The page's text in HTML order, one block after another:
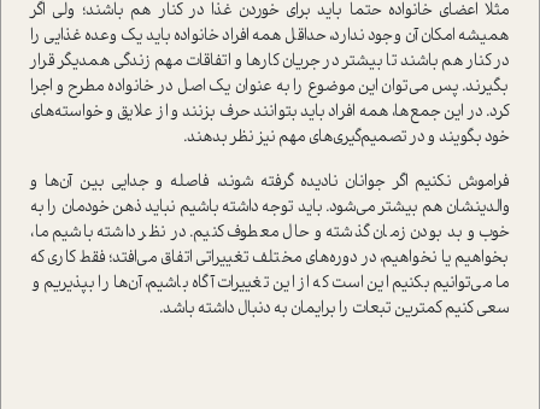
مثلا اعضاي خانواده حتما بايد براي خوردن غذا در كنار هم باشند؛ ولي اگر
هميشه امكان آن وجود ندارد، حداقل همه افراد خانواده باید يك وعده غذايي را
در كنار هم باشند تا بيشتر در جريان كارها و اتفاقات مهم زندگي همديگر قرار
بگيرند. پس مي‌توان اين موضوع را به عنوان يك اصل در خانواده مطرح و اجرا
كرد. در اين جمع‌ها، همه افراد بايد بتوانند حرف بزنند و از علايق و خواسته‌هاي
خود بگويند و در تصميم‌گيري‌هاي مهم نيز نظر بدهند.
فراموش نكنيم اگر جوانان ناديده گرفته شوند، فاصله و جدايي بين آن‌ها و
والدينشان هم بيشتر مي‌شود. بايد توجه داشته باشيم نبايد ذهن خودمان را به
خوب و بد بودن زمان گذشته و حال معطوف كنيم. در نظر داشته باشيم ما،
بخواهيم يا نخواهيم، در دوره‌هاي مختلف تغييراتي اتفاق ‌مي‌افتد؛ فقط كاري كه
ما مي‌توانيم بكنيم اين است كه از اين تغييرات آگاه باشيم، آن‌ها را بپذيريم و‌
سعي كنيم كمترين تبعات را برايمان به دنبال داشته باشد.